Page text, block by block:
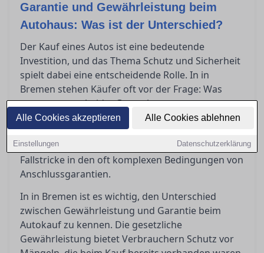
Alle Cookies akzeptieren Alle Cookies ablehnen
Einstellungen Datenschutzerklärung
Garantie und Gewährleistung beim
Autohaus: Was ist der Unterschied?
Der Kauf eines Autos ist eine bedeutende
Investition, und das Thema Schutz und Sicherheit
spielt dabei eine entscheidende Rolle. In in
Bremen stehen Käufer oft vor der Frage: Was
genau unterscheidet Garantie von
Gewährleistung? Dieser Artikel bietet klare
Orientierung, indem er die gesetzlichen und
vertraglichen Regelungen beleuchtet, sowie die
Fallstricke in den oft komplexen Bedingungen von
Anschlussgarantien.
In in Bremen ist es wichtig, den Unterschied
zwischen Gewährleistung und Garantie beim
Autokauf zu kennen. Die gesetzliche
Gewährleistung bietet Verbrauchern Schutz vor